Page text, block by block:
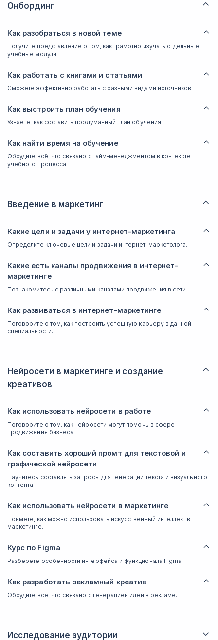
Онбординг
Как разобраться в новой теме
Получите представление о том, как грамотно изучать отдельные
учебные модули.
Как работать с книгами и статьями
Сможете эффективно работать с разными видами источников.
Как выстроить план обучения
Узнаете, как составить продуманный план обучения.
Как найти время на обучение
Обсудите всё, что связано с тайм-менеджментом в контексте
учебного процесса.
Введение в маркетинг
Какие цели и задачи у интернет-маркетинга
Определите ключевые цели и задачи интернет-маркетолога.
Какие есть каналы продвижения в интернет-
маркетинге
Познакомитесь с различными каналами продвижения в сети.
Как развиваться в интернет-маркетинге
Поговорите о том, как построить успешную карьеру в данной
специальности.
Нейросети в маркетинге и создание
креативов
Как использовать нейросети в работе
Поговорите о том, как нейросети могут помочь в сфере
продвижения бизнеса.
Как составить хороший промт для текстовой и
графической нейросети
Научитесь составлять запросы для генерации текста и визуального
контента.
Как использовать нейросети в маркетинге
Поймёте, как можно использовать искусственный интеллект в
маркетинге.
Курс по Figma
Разберёте особенности интерфейса и функционала Figma.
Как разработать рекламный креатив
Обсудите всё, что связано с генерацией идей в рекламе.
Исследование аудитории